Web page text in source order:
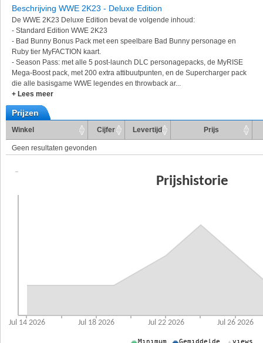
Beschrijving WWE 2K23 - Deluxe Edition
De WWE 2K23 Deluxe Edition bevat de volgende inhoud:
- Standard Edition WWE 2K23
- Bad Bunny Bonus Pack met een speelbare Bad Bunny personage en
Ruby tier MyFACTION kaart.
- Season Pass: met alle 5 post-launch DLC personagepacks, de MyRISE
Mega-Boost pack, met 200 extra attibuutpunten, en de Supercharger pack
die alle basisgame WWE legendes en throwback ar...
+ Lees meer
Prijzen
Winkel Cijfer Levertijd Prijs
Geen resultaten gevonden